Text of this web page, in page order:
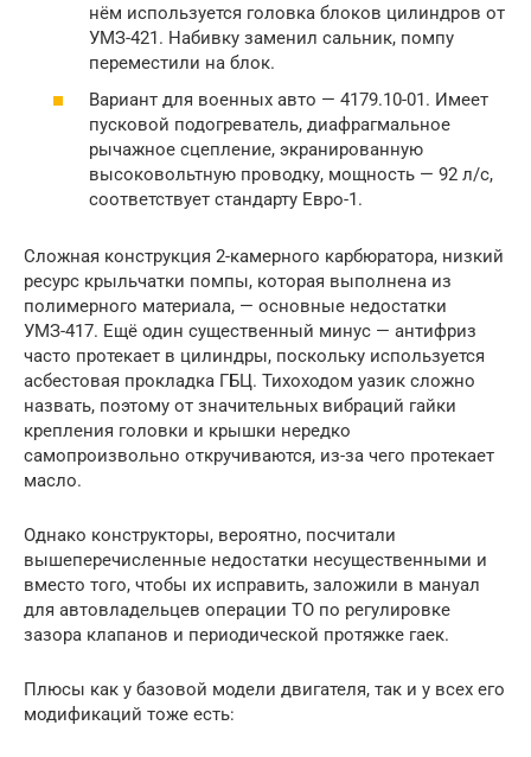
нём используется головка блоков цилиндров от
УМЗ-421. Набивку заменил сальник, помпу
переместили на блок.
Вариант для военных авто — 4179.10-01. Имеет
пусковой подогреватель, диафрагмальное
рычажное сцепление, экранированную
высоковольтную проводку, мощность — 92 л/с,
соответствует стандарту Евро-1.
Сложная конструкция 2-камерного карбюратора, низкий
ресурс крыльчатки помпы, которая выполнена из
полимерного материала, — основные недостатки
УМЗ-417. Ещё один существенный минус — антифриз
часто протекает в цилиндры, поскольку используется
асбестовая прокладка ГБЦ. Тихоходом уазик сложно
назвать, поэтому от значительных вибраций гайки
крепления головки и крышки нередко
самопроизвольно откручиваются, из-за чего протекает
масло.
Однако конструкторы, вероятно, посчитали
вышеперечисленные недостатки несущественными и
вместо того, чтобы их исправить, заложили в мануал
для автовладельцев операции ТО по регулировке
зазора клапанов и периодической протяжке гаек.
Плюсы как у базовой модели двигателя, так и у всех его
модификаций тоже есть: